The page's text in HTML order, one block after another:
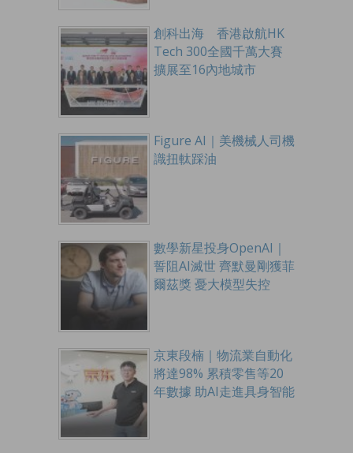
創科出海 香港啟航HK
Tech 300全國千萬大賽
擴展至16內地城市
Figure AI｜美機械人司機
識扭軚踩油
數學新星投身OpenAI｜
誓阻AI滅世 齊默曼剛獲菲
爾茲獎 憂大模型失控
京東段楠｜物流業自動化
將達98% 累積零售等20
年數據 助AI走進具身智能